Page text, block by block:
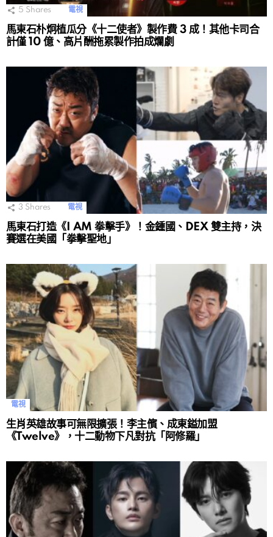
5 Shares 電視
馬東石朴炯植瓜分《十二使者》製作費 3 成！其他卡司合
計僅 10 億、高片酬拖累製作拍成爛劇
3 Shares 電視
馬東石打造《I AM 拳擊手》！金鍾國、DEX 雙主持，決
賽選在美國「拳擊聖地」
電視
生肖英雄故事可無限擴張！李主儐、成東鎰加盟
《Twelve》，十二動物下凡對抗「阿修羅」